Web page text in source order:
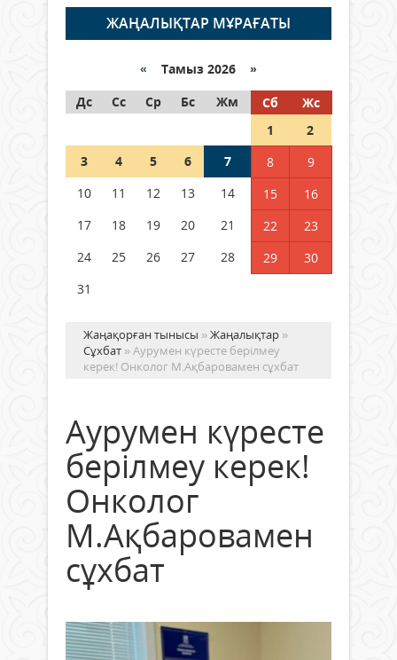
06 тамыз 2026 ж. 253
граждане Казахстана,
05 тамыз 2026 ж. 132
Шетелде жүрген Қазақстан
азаматтары қалай дауыс бере
ЖАҢАЛЫҚТАР МҰРАҒАТЫ
« Тамыз 2026 »
Дс
Сс Ср Бс Жм Сб
Жс
1
2
3
4 5 6 7 8
9
10
11 12 13 14 15
16
17
18 19 20 21 22
23
24
25 26 27 28 29
30
31
Жаңақорған тынысы »Жаңалықтар »
Сұхбат » Аурумен күресте берілмеу
керек! Онколог М.Ақбаровамен сұхбат
Аурумен күресте
берілмеу керек!
Онколог
М.Ақбаровамен
сұхбат